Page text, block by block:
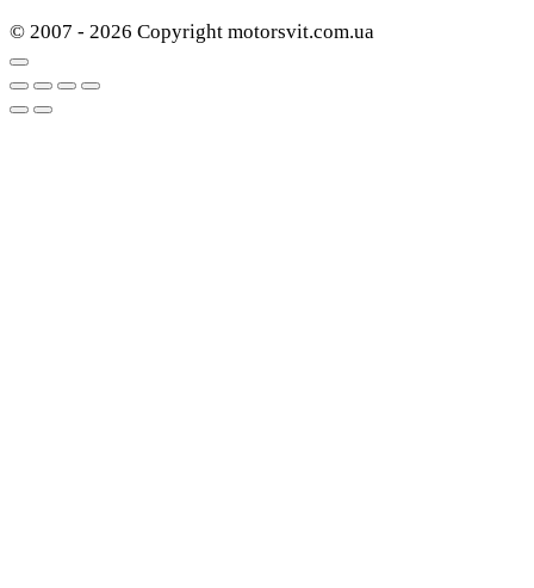
© 2007 - 2026 Copyright motorsvit.com.ua